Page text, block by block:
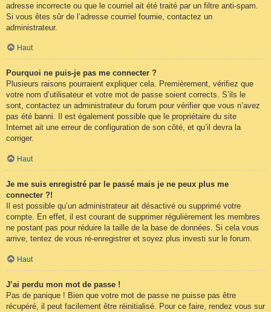
adresse incorrecte ou que le courriel ait été traité par un filtre anti-spam.
Si vous êtes sûr de l’adresse courriel fournie, contactez un
administrateur.
Haut
Pourquoi ne puis-je pas me connecter ?
Plusieurs raisons pourraient expliquer cela. Premièrement, vérifiez que
votre nom d’utilisateur et votre mot de passe soient corrects. S’ils le
sont, contactez un administrateur du forum pour vérifier que vous n’avez
pas été banni. Il est également possible que le propriétaire du site
Internet ait une erreur de configuration de son côté, et qu’il devra la
corriger.
Haut
Je me suis enregistré par le passé mais je ne peux plus me
connecter ?!
Il est possible qu’un administrateur ait désactivé ou supprimé votre
compte. En effet, il est courant de supprimer régulièrement les membres
ne postant pas pour réduire la taille de la base de données. Si cela vous
arrive, tentez de vous ré-enregistrer et soyez plus investi sur le forum.
Haut
J’ai perdu mon mot de passe !
Pas de panique ! Bien que votre mot de passe ne puisse pas être
récupéré, il peut facilement être réinitialisé. Pour ce faire, rendez vous sur